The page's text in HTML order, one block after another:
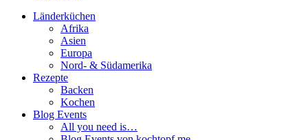
Länderküchen
Afrika
Asien
Europa
Nord- & Südamerika
Rezepte
Backen
Kochen
Blog Events
All you need is…